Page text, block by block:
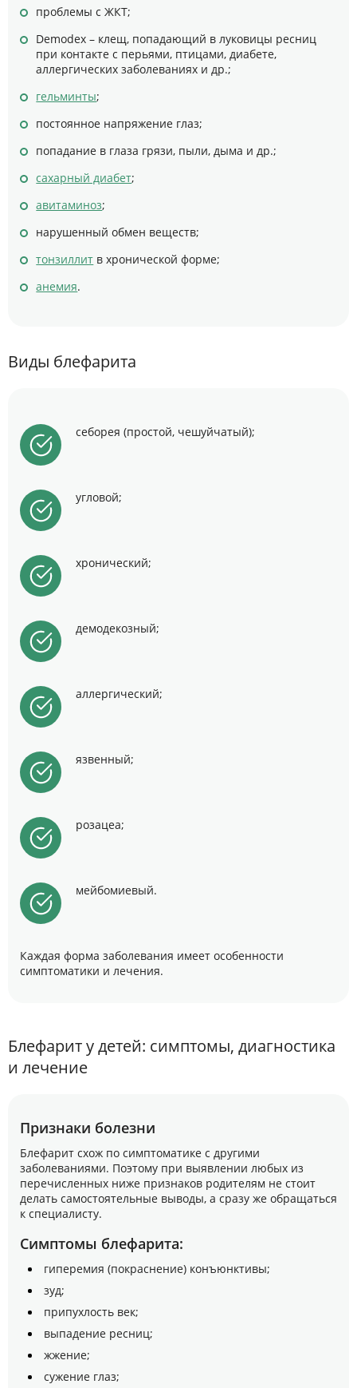
проблемы с ЖКТ;
Demodex – клещ, попадающий в луковицы ресниц
при контакте с перьями, птицами, диабете,
аллергических заболеваниях и др.;
гельминты;
постоянное напряжение глаз;
попадание в глаза грязи, пыли, дыма и др.;
сахарный диабет;
авитаминоз;
нарушенный обмен веществ;
тонзиллит в хронической форме;
анемия.
Виды блефарита
себорея (простой, чешуйчатый);
угловой;
хронический;
демодекозный;
аллергический;
язвенный;
розацеа;
мейбомиевый.
Каждая форма заболевания имеет особенности
симптоматики и лечения.
Блефарит у детей: симптомы, диагностика
и лечение
Признаки болезни
Блефарит схож по симптоматике с другими
заболеваниями. Поэтому при выявлении любых из
перечисленных ниже признаков родителям не стоит
делать самостоятельные выводы, а сразу же обращаться
к специалисту.
Симптомы блефарита:
гиперемия (покраснение) конъюнктивы;
зуд;
припухлость век;
выпадение ресниц;
жжение;
сужение глаз;